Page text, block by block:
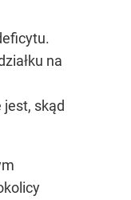
na
skąd